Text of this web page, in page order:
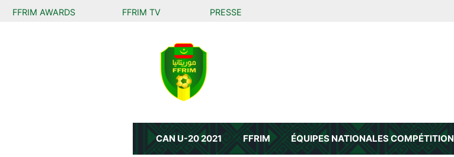
FFRIM AWARDS FFRIM TV PRESSE
CAN U-20 2021 FFRIM ÉQUIPES NATIONALES